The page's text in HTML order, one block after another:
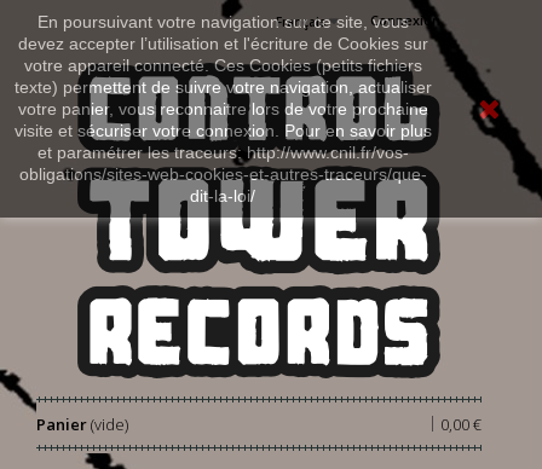
En poursuivant votre navigation sur ce site, vous
devez accepter l’utilisation et l'écriture de Cookies sur
votre appareil connecté. Ces Cookies (petits fichiers
texte) permettent de suivre votre navigation, actualiser
votre panier, vous reconnaitre lors de votre prochaine
visite et sécuriser votre connexion. Pour en savoir plus
et paramétrer les traceurs: http://www.cnil.fr/vos-
obligations/sites-web-cookies-et-autres-traceurs/que-
dit-la-loi/
Connexion
Français
Panier 0,00 €
|
(vide)